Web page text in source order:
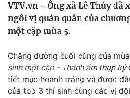
Thế giới
Thế giới đó đây
Câu chuyện quốc tế
Kinh tế
Tài chính
Thị trường
Dữ liệu và đời sống
VTV.vn - Ông xã Lê Thúy đã
ngôi vị quán quân của
một cặp mùa 5.
Chặng đường cuối cùng của
sinh một cặp - Thanh âm thập kỷ
tiết mục hoành tráng và được
của top 3 thí sinh cùng các vị